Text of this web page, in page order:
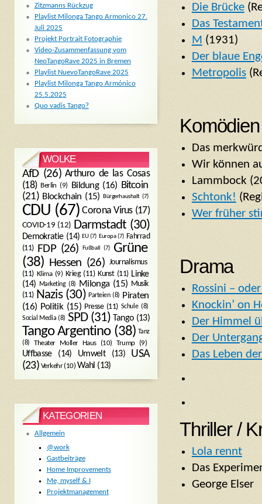
Die Brücke
Das
M (1931)
Der blaue
Metropolis
Komödien
Das
Wir können
Lammbock
Schtonk!
Wer früher
Drama
Rossini –
Knockin’ on
Der Himmel
Der
Das Leben
Thriller /
Lola rennt
Das
George Elser
Zitzmanns Rückzug
Playlist Milonga Tango Armonico 27.
Juli 2025
Projekt Portrait Fotographie
Video-Zusammenfassung vom
NeoTangoRave 2025 in Bremen
Playlist NuevoTangoRave 2025
Playlist Milonga Tango Armónico
25.5.2025
Quo vadis Tango?
WOLKE
AfD(26) Arthuro de las Cosas
(18) Berlin (9) Bildung(16) Bitcoin
(21) Blockchain (15) Bürgerhaushalt (7)
CDU (67) Corona Virus(17)
COVID-19 (12) Darmstadt (30)
Demokratie(14) EU(7) Europa(7) Fahrrad
(11)
FDP(26) Fußball (7)
Grüne
(38) Hessen (26) Journalismus
(11) Klima(9) Krieg(11) Kunst(11) Linke
(14) Marketing(8) Milonga(15) Musik
(11) Nazis(30) Parteien(8) Piraten
(16) Politik(15) Presse(11) Schule(8)
Social Media (8) SPD(31) Tango(13)
Tango Argentino(38) Tanz
(8)
Theater Moller Haus(10) Trump(9)
Uffbasse(14) Umwelt(13)
USA
(23) Verkehr(10) Wahl (13)
KATEGORIEN
Allgemein
@work
Gastbeiträge
Home Improvements
Me, myself & I
Projektmanagement